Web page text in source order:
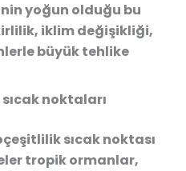
yoğun olduğu bu
iklim değişikliği,
büyük tehlike
noktaları
sıcak noktası
tropik ormanlar,